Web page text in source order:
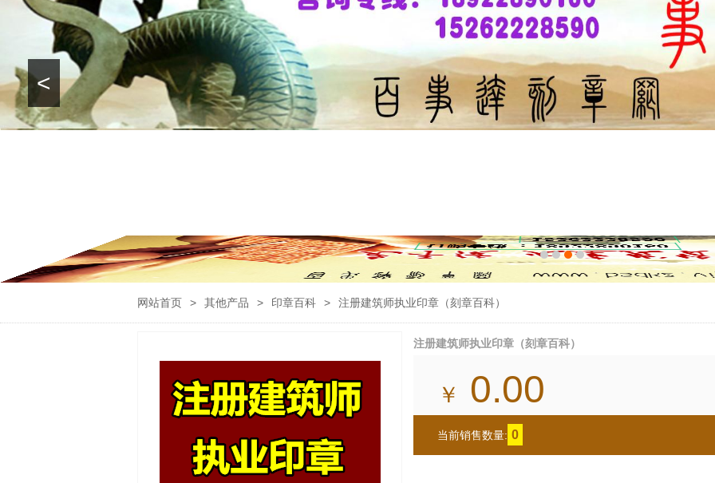
<
网站首页 > 其他产品 > 印章百科 > 注册建筑师执业印章（刻章百科）
注册建筑师执业印章（刻章百科）
￥ 0.00
当前销售数量: 0